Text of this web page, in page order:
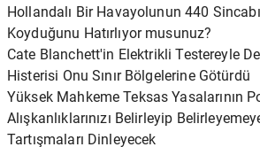
Hollandalı Bir Havayolunun 440
Koyduğunu Hatırlıyor musunuz?
Cate Blanchett'in Elektrikli Testereyle
Histerisi Onu Sınır Bölgelerine Götürdü
Yüksek Mahkeme Teksas Yasalarının
Alışkanlıklarınızı Belirleyip
Tartışmaları Dinleyecek